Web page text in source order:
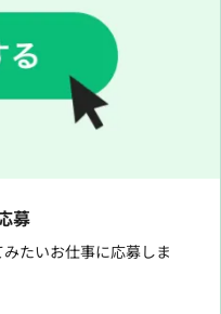
募
たいお仕事に応募しま